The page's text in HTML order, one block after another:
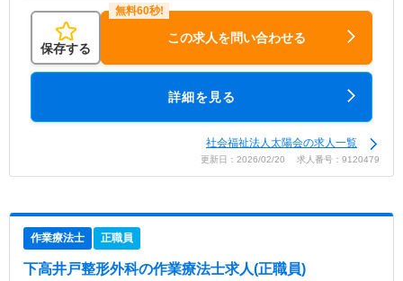
保存する
この求人を問い合わせる
詳細を見る
社会福祉法人太陽会の求人一覧
更新日：2026/02/20 求人番号：9120479
作業療法士 正職員
下高井戸整形外科の作業療法士求人(正職員)